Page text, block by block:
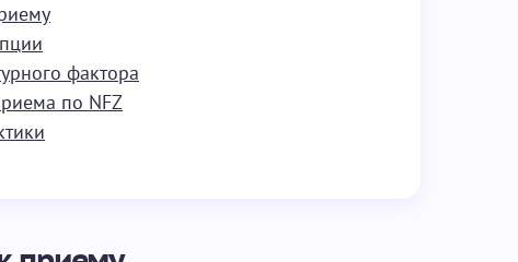
фактора
по NFZ